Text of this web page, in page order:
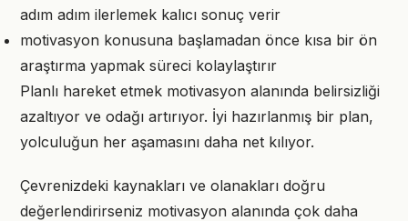
adım adım ilerlemek kalıcı sonuç verir
motivasyon konusuna başlamadan önce kısa bir ön
araştırma yapmak süreci kolaylaştırır
Planlı hareket etmek motivasyon alanında belirsizliği
azaltıyor ve odağı artırıyor. İyi hazırlanmış bir plan,
yolculuğun her aşamasını daha net kılıyor.
Çevrenizdeki kaynakları ve olanakları doğru
değerlendirirseniz motivasyon alanında çok daha